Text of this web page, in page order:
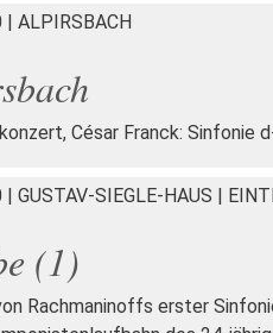
| ALPIRSBACH
César Franck: Sinfonie
| GUSTAV-SIEGLE-HAUS |
(1)
Rachmaninoffs erster